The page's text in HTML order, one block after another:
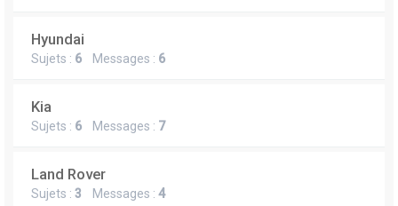
Hyundai
Sujets : 6 Messages : 6
Kia
Sujets : 6 Messages : 7
Land Rover
Sujets : 3 Messages : 4